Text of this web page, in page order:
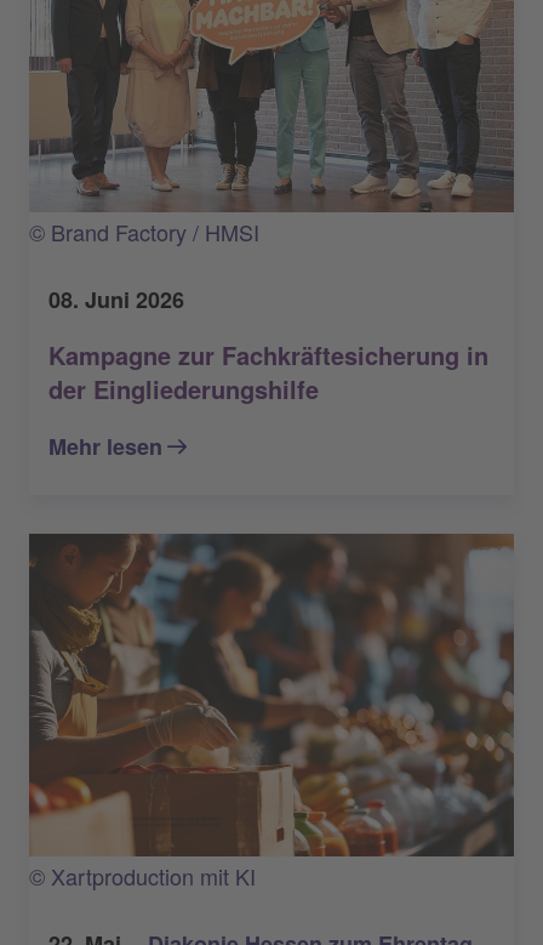
© Brand Factory / HMSI
08. Juni 2026
Kampagne zur Fachkräftesicherung in
der Eingliederungshilfe
Mehr lesen
© Xartproduction mit KI